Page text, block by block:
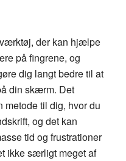
der kan hjælpe
på fingrene, og
dig langt bedre til at
din skærm. Det
metode til dig, hvor du
og det kan
tid og frustrationer
ikke særligt meget af